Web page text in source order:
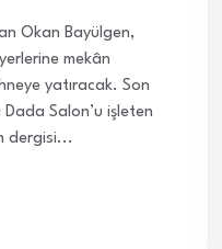
Okan Bayülgen,
mekân
yatıracak. Son
Dada Salon’u işleten
dergisi...